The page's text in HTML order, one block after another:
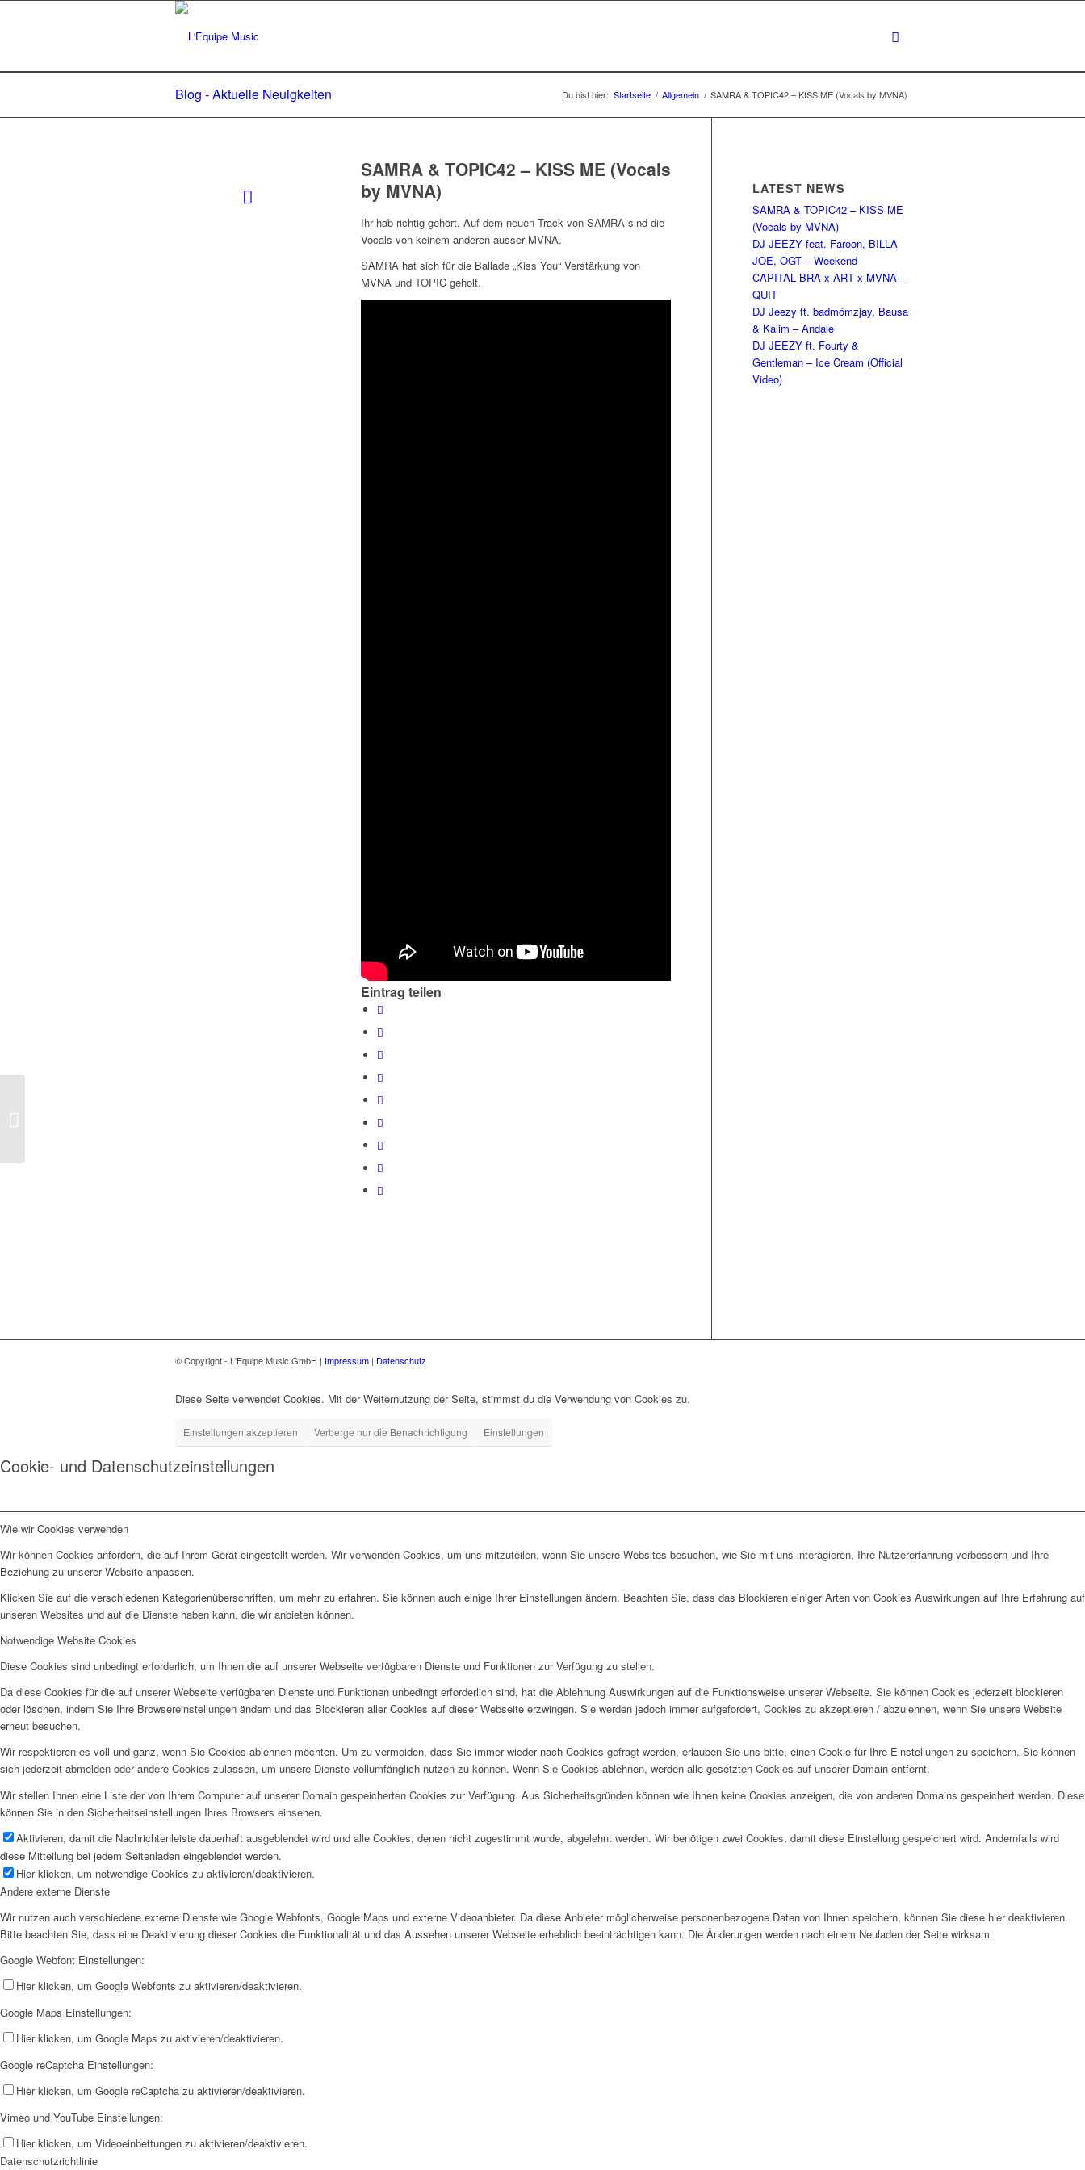
Blog - Aktuelle Neuigkeiten Du bist hier: Startseite / Allgemein / SAMRA & TOPIC42 – KISS ME (Vocals by MVNA)
SAMRA & TOPIC42 – KISS ME (Vocals
by MVNA)
Ihr hab richtig gehört. Auf dem neuen Track von SAMRA sind die
Vocals von keinem anderen ausser MVNA.
SAMRA hat sich für die Ballade „Kiss You“ Verstärkung von
MVNA und TOPIC geholt.
Eintrag teilen
LATEST NEWS
SAMRA & TOPIC42 – KISS ME
(Vocals by MVNA)
DJ JEEZY feat. Faroon, BILLA
JOE, OGT – Weekend
CAPITAL BRA x ART x MVNA –
QUIT
DJ Jeezy ft. badmómzjay, Bausa
& Kalim – Andale
DJ JEEZY ft. Fourty &
Gentleman – Ice Cream (Official
Video)
© Copyright - L'Equipe Music GmbH | Impressum | Datenschutz
Diese Seite verwendet Cookies. Mit der Weiternutzung der Seite, stimmst du die Verwendung von Cookies zu.
Einstellungen akzeptieren Verberge nur die Benachrichtigung Einstellungen
Cookie- und Datenschutzeinstellungen
Wie wir Cookies verwenden
Wir können Cookies anfordern, die auf Ihrem Gerät eingestellt werden. Wir verwenden Cookies, um uns mitzuteilen, wenn Sie unsere Websites besuchen, wie Sie mit uns interagieren, Ihre Nutzererfahrung verbessern und Ihre
Beziehung zu unserer Website anpassen.
Klicken Sie auf die verschiedenen Kategorienüberschriften, um mehr zu erfahren. Sie können auch einige Ihrer Einstellungen ändern. Beachten Sie, dass das Blockieren einiger Arten von Cookies Auswirkungen auf Ihre Erfahrung auf
unseren Websites und auf die Dienste haben kann, die wir anbieten können.
Notwendige Website Cookies
Diese Cookies sind unbedingt erforderlich, um Ihnen die auf unserer Webseite verfügbaren Dienste und Funktionen zur Verfügung zu stellen.
Da diese Cookies für die auf unserer Webseite verfügbaren Dienste und Funktionen unbedingt erforderlich sind, hat die Ablehnung Auswirkungen auf die Funktionsweise unserer Webseite. Sie können Cookies jederzeit blockieren
oder löschen, indem Sie Ihre Browsereinstellungen ändern und das Blockieren aller Cookies auf dieser Webseite erzwingen. Sie werden jedoch immer aufgefordert, Cookies zu akzeptieren / abzulehnen, wenn Sie unsere Website
erneut besuchen.
Wir respektieren es voll und ganz, wenn Sie Cookies ablehnen möchten. Um zu vermeiden, dass Sie immer wieder nach Cookies gefragt werden, erlauben Sie uns bitte, einen Cookie für Ihre Einstellungen zu speichern. Sie können
sich jederzeit abmelden oder andere Cookies zulassen, um unsere Dienste vollumfänglich nutzen zu können. Wenn Sie Cookies ablehnen, werden alle gesetzten Cookies auf unserer Domain entfernt.
Wir stellen Ihnen eine Liste der von Ihrem Computer auf unserer Domain gespeicherten Cookies zur Verfügung. Aus Sicherheitsgründen können wie Ihnen keine Cookies anzeigen, die von anderen Domains gespeichert werden. Diese
können Sie in den Sicherheitseinstellungen Ihres Browsers einsehen.
Aktivieren, damit die Nachrichtenleiste dauerhaft ausgeblendet wird und alle Cookies, denen nicht zugestimmt wurde, abgelehnt werden. Wir benötigen zwei Cookies, damit diese Einstellung gespeichert wird. Andernfalls wird
diese Mitteilung bei jedem Seitenladen eingeblendet werden.
Hier klicken, um notwendige Cookies zu aktivieren/deaktivieren.
Andere externe Dienste
Wir nutzen auch verschiedene externe Dienste wie Google Webfonts, Google Maps und externe Videoanbieter. Da diese Anbieter möglicherweise personenbezogene Daten von Ihnen speichern, können Sie diese hier deaktivieren.
Bitte beachten Sie, dass eine Deaktivierung dieser Cookies die Funktionalität und das Aussehen unserer Webseite erheblich beeinträchtigen kann. Die Änderungen werden nach einem Neuladen der Seite wirksam.
Google Webfont Einstellungen:
Hier klicken, um Google Webfonts zu aktivieren/deaktivieren.
Google Maps Einstellungen:
Hier klicken, um Google Maps zu aktivieren/deaktivieren.
Google reCaptcha Einstellungen:
Hier klicken, um Google reCaptcha zu aktivieren/deaktivieren.
Vimeo und YouTube Einstellungen:
Hier klicken, um Videoeinbettungen zu aktivieren/deaktivieren.
Datenschutzrichtlinie